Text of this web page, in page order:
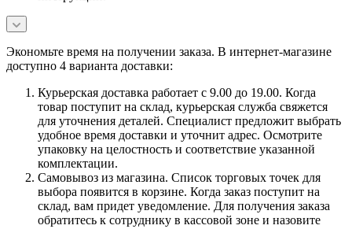
Экономьте время на получении заказа. В интернет-магазине
доступно 4 варианта доставки:
Курьерская доставка работает с 9.00 до 19.00. Когда
товар поступит на склад, курьерская служба свяжется
для уточнения деталей. Специалист предложит выбрать
удобное время доставки и уточнит адрес. Осмотрите
упаковку на целостность и соответствие указанной
комплектации.
Самовывоз из магазина. Список торговых точек для
выбора появится в корзине. Когда заказ поступит на
склад, вам придет уведомление. Для получения заказа
обратитесь к сотруднику в кассовой зоне и назовите